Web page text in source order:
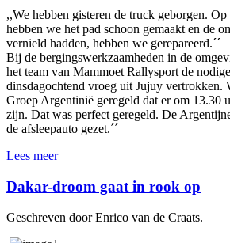
,,We hebben gisteren de truck geborgen.
hebben we het pad schoon gemaakt en de
vernield hadden, hebben we gerepareerd.´´
Bij de bergingswerkzaamheden in de
het team van Mammoet Rallysport de
dinsdagochtend vroeg uit Jujuy vertrokken.
Groep Argentinië geregeld dat er om 13.30
zijn. Dat was perfect geregeld. De
de afsleepauto gezet.´´
Lees meer
Dakar-droom gaat in rook op
Geschreven door Enrico van de Craats.